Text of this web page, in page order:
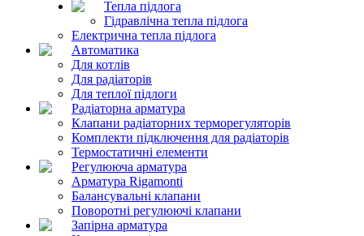
Тепла підлога
Гідравлічна тепла підлога
Електрична тепла підлога
Автоматика
Для котлів
Для радіаторів
Для теплої підлоги
Радіаторна арматура
Клапани радіаторних терморегуляторів
Комплекти підключення для радіаторів
Термостатичні елементи
Регулююча арматура
Арматура Rigamonti
Балансувальні клапани
Поворотні регулюючі клапани
Запірна арматура